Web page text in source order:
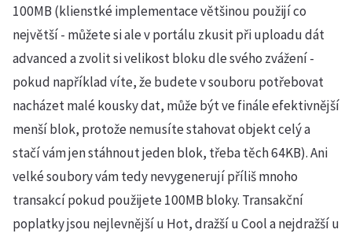
100MB (klienstké implementace většinou použijí co
největší - můžete si ale v portálu zkusit při uploadu dát
advanced a zvolit si velikost bloku dle svého zvážení -
pokud například víte, že budete v souboru potřebovat
nacházet malé kousky dat, může být ve finále efektivnější
menší blok, protože nemusíte stahovat objekt celý a
stačí vám jen stáhnout jeden blok, třeba těch 64KB). Ani
velké soubory vám tedy nevygenerují příliš mnoho
transakcí pokud použijete 100MB bloky. Transakční
poplatky jsou nejlevnější u Hot, dražší u Cool a nejdražší u